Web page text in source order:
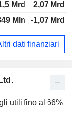
utili fino al 66%
Mrd
2,07 Mrd
Mln -1,07 Mrd
dati finanziari